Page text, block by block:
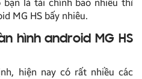
bạn là tài chính bao nhiêu thì
MG HS bấy nhiêu.
hình android MG HS
hiện nay có rất nhiều các